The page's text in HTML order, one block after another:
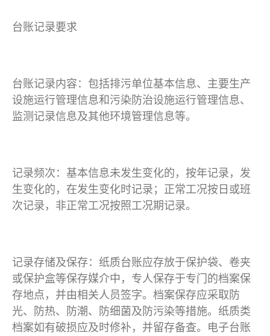
台账记录要求
台账记录内容：包括排污单位基本信息、主要生产
设施运行管理信息和污染防治设施运行管理信息、
监测记录信息及其他环境管理信息等。
记录频次：基本信息未发生变化的，按年记录，发
生变化的，在发生变化时记录；正常工况按日或班
次记录，非正常工况按照工况期记录。
记录存储及保存：纸质台账应存放于保护袋、卷夹
或保护盒等保存媒介中，专人保存于专门的档案保
存地点，并由相关人员签字。档案保存应采取防
光、防热、防潮、防细菌及防污染等措施。纸质类
档案如有破损应及时修补，并留存备查。电子台账